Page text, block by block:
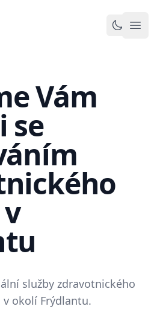
Toggle
Vám
se
služby zdravotnického
v okolí Frýdlantu.